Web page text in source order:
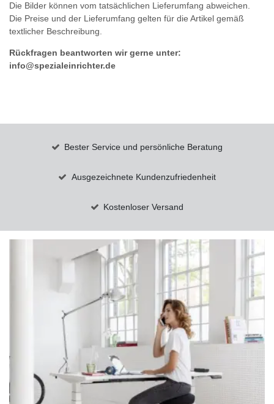
Die Bilder können vom tatsächlichen Lieferumfang abweichen.
Die Preise und der Lieferumfang gelten für die Artikel gemäß
textlicher Beschreibung.
Rückfragen beantworten wir gerne unter:
info@spezialeinrichter.de
Bester Service und persönliche Beratung
Ausgezeichnete Kundenzufriedenheit
Kostenloser Versand